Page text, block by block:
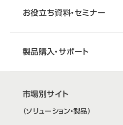
お役立ち資料・セミナー
製品購入・サポート
市場別サイト
（ソリューション・製品）